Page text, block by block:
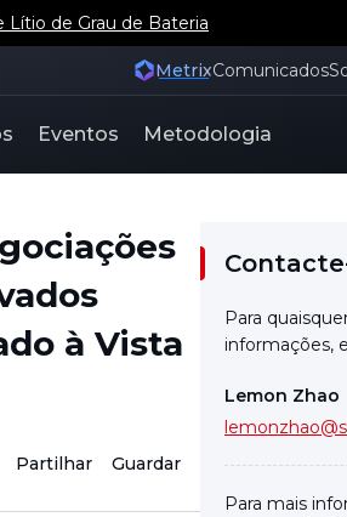
de Grau de Bateria
MetrixComunicados
Eventos Metodologia
à Vista
Partilhar Guardar
Para
informações,
Lemon Zhao
Para mais